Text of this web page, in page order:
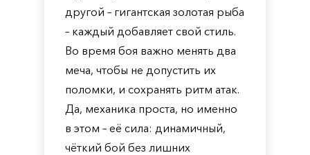
другой – гигантская золотая рыба
– каждый добавляет свой стиль.
Во время боя важно менять два
меча, чтобы не допустить их
поломки, и сохранять ритм атак.
Да, механика проста, но именно
в этом – её сила: динамичный,
чёткий бой без лишних